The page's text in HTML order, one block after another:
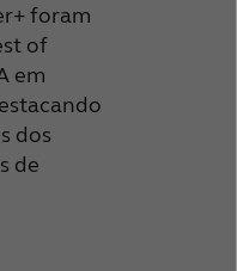
foram
of
em
dos
de